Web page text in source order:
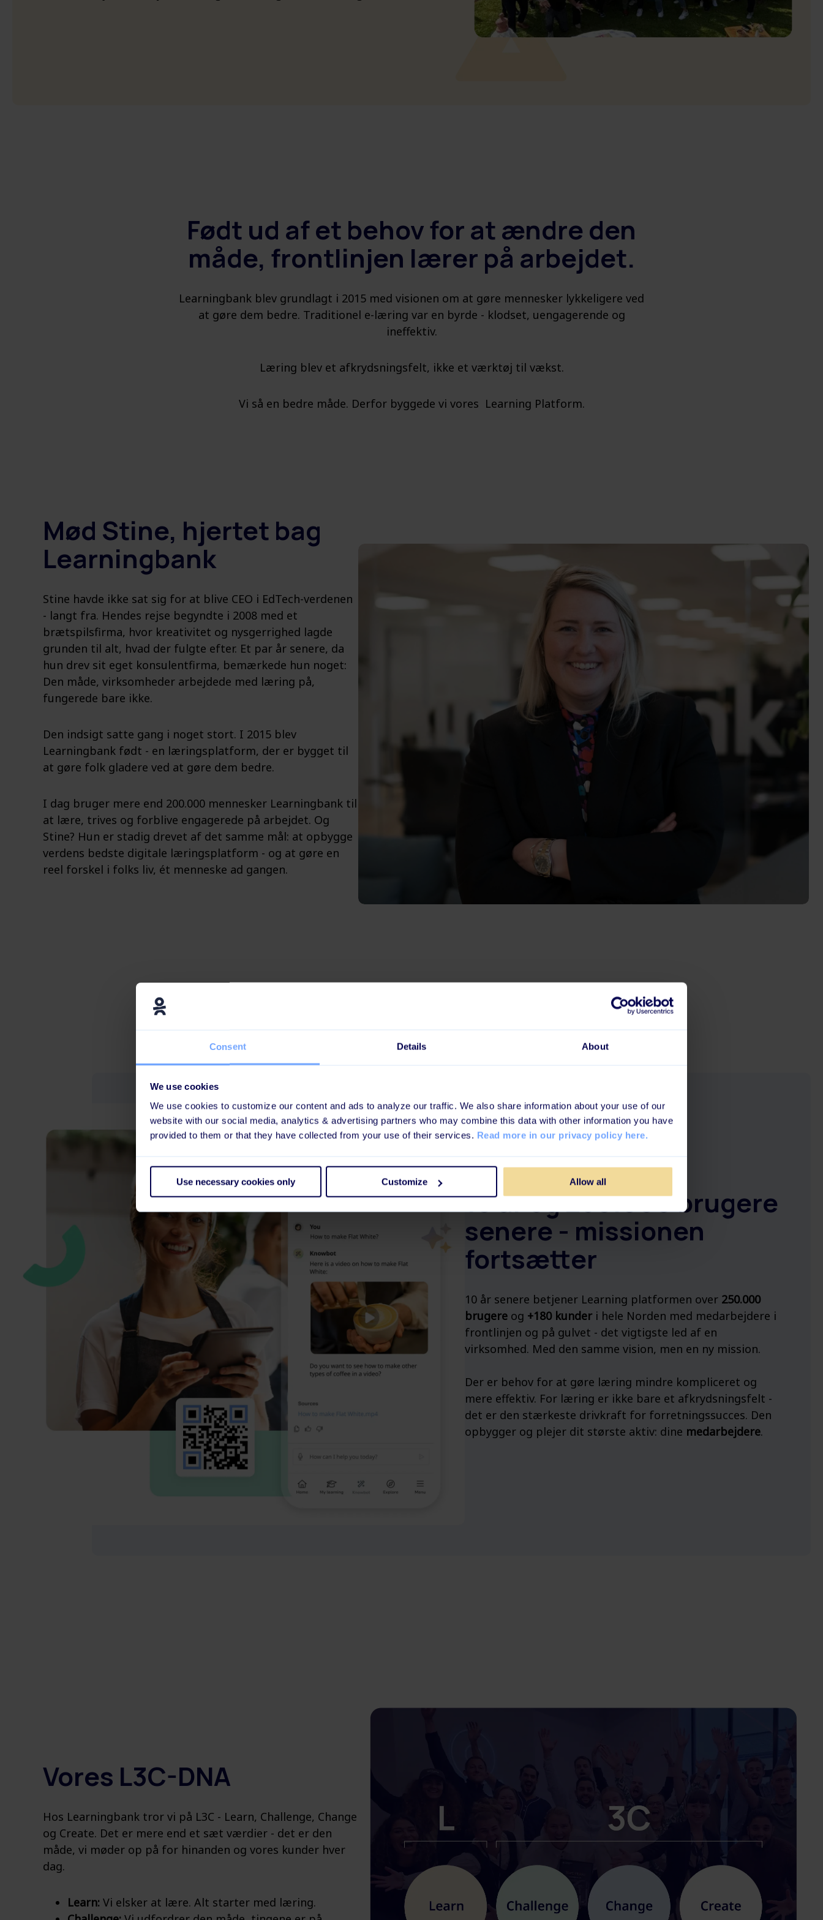
Consent Details About
We use cookies
We use cookies to customize our content and ads to analyze our traffic. We also share information about your use of our
website with our social media, analytics & advertising partners who may combine this data with other information you have
provided to them or that they have collected from your use of their services. Read more in our privacy policy here.
Use necessary cookies only Customize Allow all
Født ud af et behov for at ændre den
måde, frontlinjen lærer på arbejdet.
Learningbank blev grundlagt i 2015 med visionen om at gøre mennesker lykkeligere ved
at gøre dem bedre. Traditionel e-læring var en byrde - klodset, uengagerende og
ineffektiv.
Læring blev et afkrydsningsfelt, ikke et værktøj til vækst.
Vi så en bedre måde. Derfor byggede vi vores Learning Platform.
Mød Stine, hjertet bag
Learningbank
Stine havde ikke sat sig for at blive CEO i EdTech-verdenen
- langt fra. Hendes rejse begyndte i 2008 med et
brætspilsfirma, hvor kreativitet og nysgerrighed lagde
grunden til alt, hvad der fulgte efter. Et par år senere, da
hun drev sit eget konsulentfirma, bemærkede hun noget:
Den måde, virksomheder arbejdede med læring på,
fungerede bare ikke.
Den indsigt satte gang i noget stort. I 2015 blev
Learningbank født - en læringsplatform, der er bygget til
at gøre folk gladere ved at gøre dem bedre.
I dag bruger mere end 200.000 mennesker Learningbank til
at lære, trives og forblive engagerede på arbejdet. Og
Stine? Hun er stadig drevet af det samme mål: at opbygge
verdens bedste digitale læringsplatform - og at gøre en
reel forskel i folks liv, ét menneske ad gangen.
10 år og 250.000 brugere
senere - missionen
fortsætter
10 år senere betjener Learning platformen over 250.000
brugereog +180 kunderi hele Norden med medarbejdere i
frontlinjen og på gulvet - det vigtigste led af en
virksomhed. Med den samme vision, men en ny mission.
Der er behov for at gøre læring mindre kompliceret og
mere effektiv. For læring er ikke bare et afkrydsningsfelt -
det er den stærkeste drivkraft for forretningssucces. Den
opbygger og plejer dit største aktiv: dine medarbejdere.
Vores L3C-DNA
Hos Learningbank tror vi på L3C - Learn, Challenge, Change
og Create. Det er mere end et sæt værdier - det er den
måde, vi møder op på for hinanden og vores kunder hver
dag.
Learn: Vi elsker at lære. Alt starter med læring.